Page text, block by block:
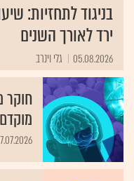
בניגוד לתחזיות:
ירד לאורך השנים
05.08.2026 גלי וינרב
חוקר